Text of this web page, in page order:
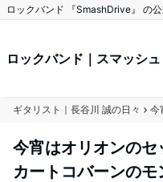
ロックバンド 『SmashDrive』 の
ロックバンド｜スマッシ
ギタリスト｜長谷川 誠の日々
今宵はオリオンのセ
カートコバーンの